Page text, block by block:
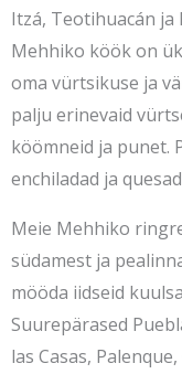
Itzá, Teotihuacán ja
Mehhiko köök on
oma vürtsikuse ja
palju erinevaid
köömneid ja punet.
enchiladad ja
Meie Mehhiko
südamest ja
mööda iidseid
Suurepärased
las Casas,